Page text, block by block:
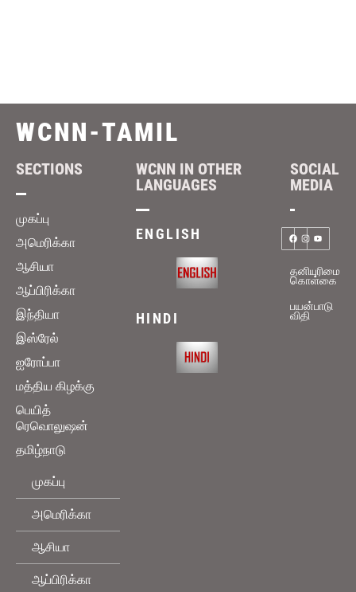
WCNN-TAMIL
SECTIONS
முகப்பு
அமெரிக்கா
ஆசியா
ஆப்பிரிக்கா
இந்தியா
இஸ்ரேல்
ஐரோப்பா
மத்திய கிழக்கு
பெயித்
ரெவொலுஷன்
தமிழ்நாடு
முகப்பு
அமெரிக்கா
ஆசியா
ஆப்பிரிக்கா
WCNN IN OTHER
LANGUAGES
ENGLISH
HINDI
SOCIAL
MEDIA
தனியுரிமை
கொள்கை
பயன்பாடு
விதி